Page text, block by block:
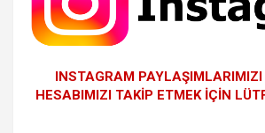
INSTAGRAM PAYLAŞIMLARIMIZI
HESABIMIZI TAKİP ETMEK İÇİN